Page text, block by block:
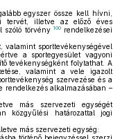
egyszer össze kell hívni,
tervét, illetve az előző éves
szóló törvény 100rendelkezései
valamint sporttevékenységével
a sportegyesület vagyoni
tevékenységként folytathat. A
valamint a vele igazolt
szervezése és a
rendelkezés alkalmazásában –
más szervezeti egységét
közgyűlési határozattal jogi
más szervezeti egység: